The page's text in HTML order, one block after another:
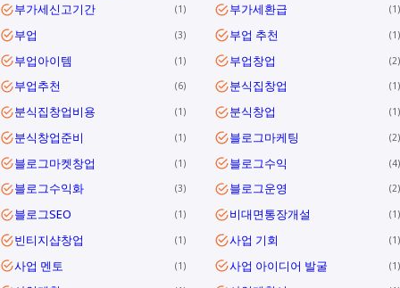
부가세신고기간 1 부가세환급 1
부업 3 부업 추천 1
부업아이템 1 부업창업 2
부업추천 6 분식집창업 1
분식집창업비용 1 분식창업 1
분식창업준비 1 블로그마케팅 2
블로그마켓창업 1 블로그수익 4
블로그수익화 3 블로그운영 2
블로그SEO 1 비대면통장개설 1
빈티지샵창업 1 사업 기회 1
사업 멘토 1 사업 아이디어 발굴 1